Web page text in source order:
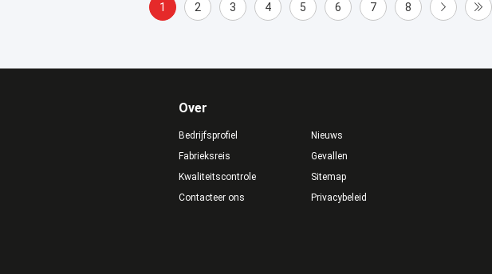
1 2 3 4 5 6 7 8
Over
Bedrijfsprofiel
Fabrieksreis
Kwaliteitscontrole
Contacteer ons
Nieuws
Gevallen
Sitemap
Privacybeleid